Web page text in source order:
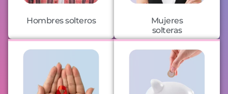
Hombres solteros
Mujeres
solteras